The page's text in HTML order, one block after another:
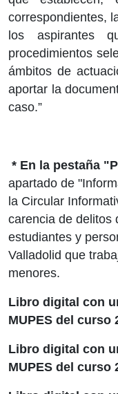
correspondientes,
los aspirantes
procedimientos
ámbitos de
aportar la
caso.”
* En la pestaña
apartado de
la Circular
carencia de delitos
estudiantes y
Valladolid que
menores.
Libro digital con
MUPES del curso
Libro digital con
MUPES del curso